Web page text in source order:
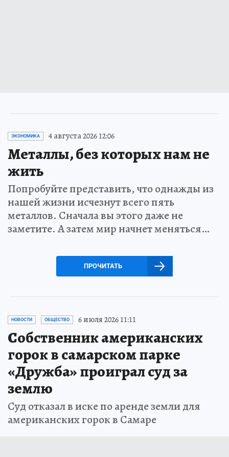
ЭКОНОМИКА 4 августа 2026 12:06
Металлы, без которых нам не
жить
Попробуйте представить, что однажды из
нашей жизни исчезнут всего пять
металлов. Сначала вы этого даже не
заметите. А затем мир начнет меняться…
ПРОЧИТАТЬ
НОВОСТИ ОБЩЕСТВО 6 июля 2026 11:11
Собственник американских
горок в самарском парке
«Дружба» проиграл суд за
землю
Суд отказал в иске по аренде земли для
американских горок в Самаре